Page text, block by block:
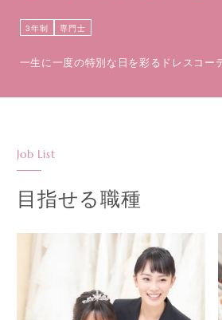
3年制 専門士
一生に一度の特別な日を彩るドレスコー
Job List
目指せる職種